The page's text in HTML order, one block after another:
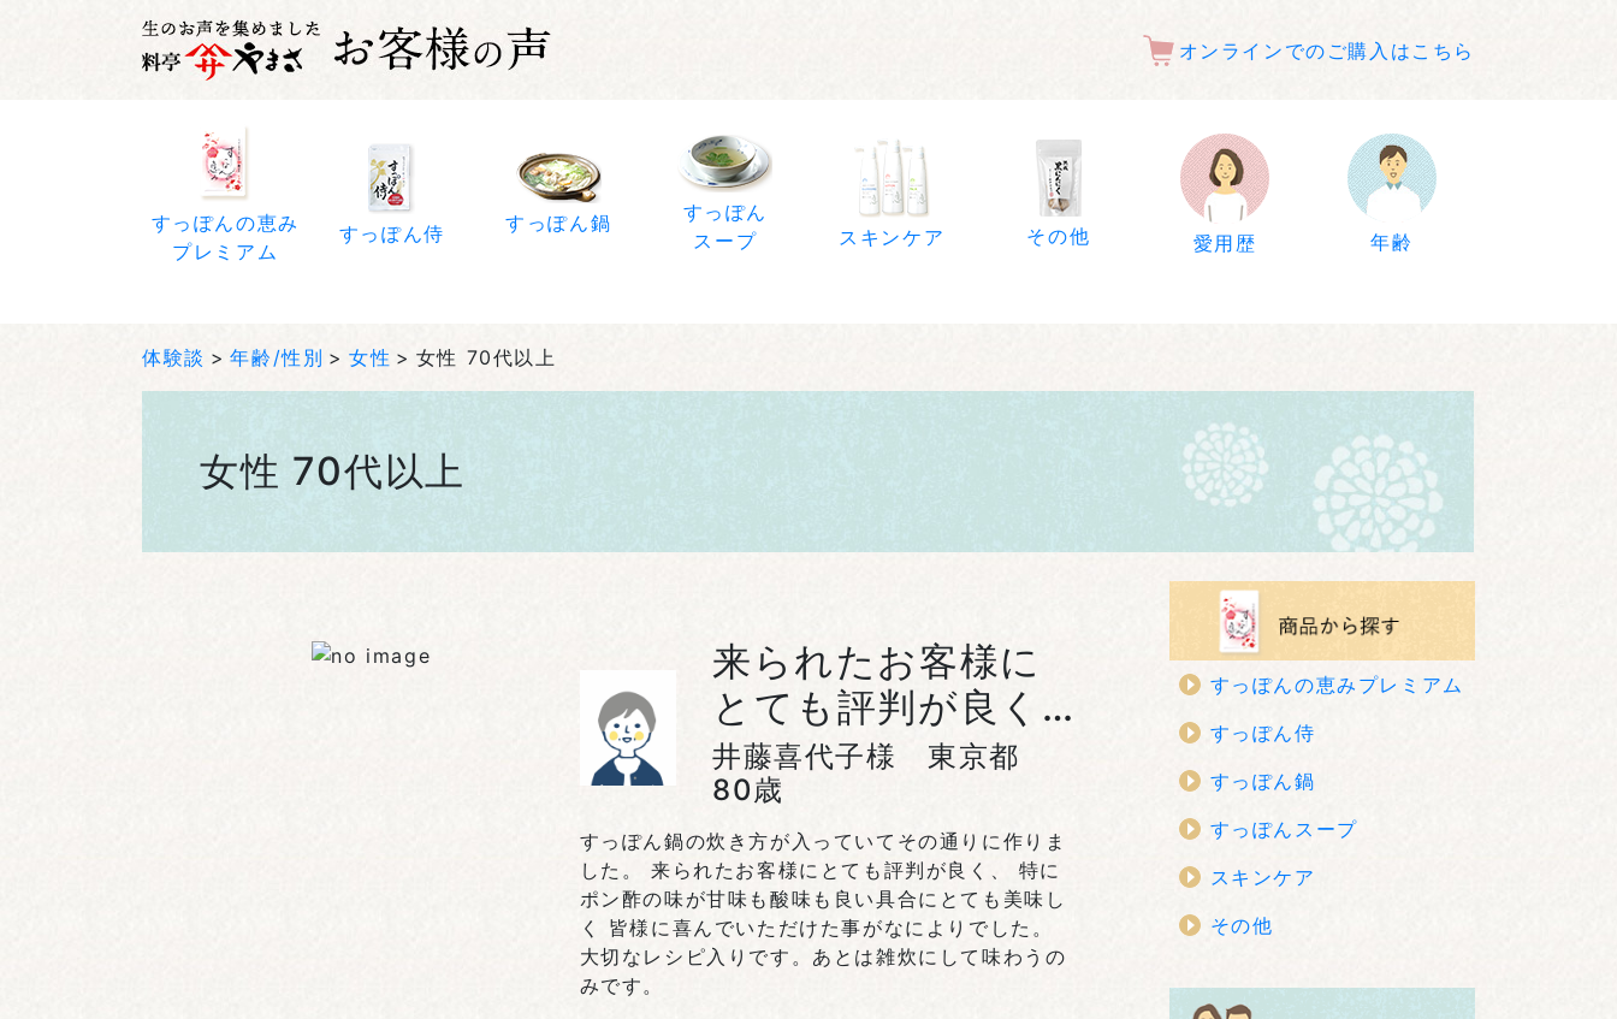
オンラインでのご購入はこちら
すっぽんの恵み
プレミアム
すっぽん侍 すっぽん鍋
すっぽん
スープ
スキンケア その他 愛用歴 年齢
体験談 年齢/性別 女性 女性 70代以上
女性 70代以上
来られたお客様に
とても評判が良く…
井藤喜代子様 東京都
80歳
すっぽん鍋の炊き方が入っていてその通りに作りま
した。 来られたお客様にとても評判が良く、 特に
ポン酢の味が甘味も酸味も良い具合にとても美味し
く 皆様に喜んでいただけた事がなによりでした。
大切なレシピ入りです。あとは雑炊にして味わうの
みです。
すっぽんの恵みプレミアム
すっぽん侍
すっぽん鍋
すっぽんスープ
スキンケア
その他